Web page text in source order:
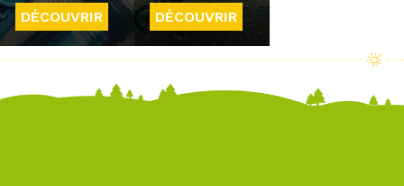
DÉCOUVRIR DÉCOUVRIR